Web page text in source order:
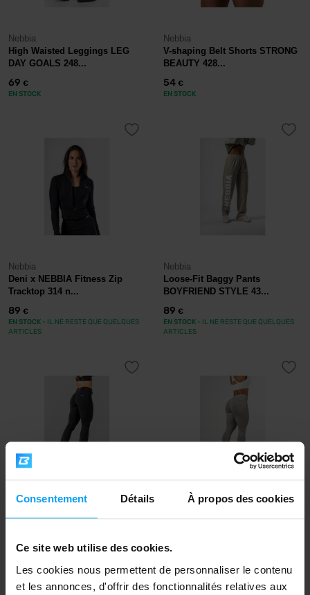
Consentement Détails À propos des cookies
Ce site web utilise des cookies.
Les cookies nous permettent de personnaliser le contenu
et les annonces, d'offrir des fonctionnalités relatives aux
Nebbia
High Waisted Leggings LEG
DAY GOALS 248...
69 €
EN STOCK
Nebbia
V-shaping Belt Shorts STRONG
BEAUTY 428...
54 €
EN STOCK
Nebbia
Deni x NEBBIA Fitness Zip
Tracktop 314 n...
89 €
EN STOCK - IL NE RESTE QUE QUELQUES
ARTICLES
Nebbia
Loose-Fit Baggy Pants
BOYFRIEND STYLE 43...
89 €
EN STOCK - IL NE RESTE QUE QUELQUES
ARTICLES
Nebbia
Bubble Butt Flared Pants 2.0
99€
ARTICLES
Nebbia
69
ARTICLES